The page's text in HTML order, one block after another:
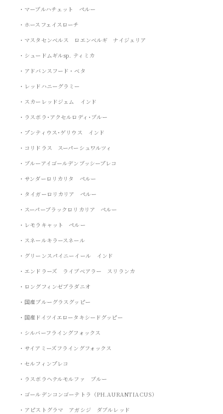
・マーブルハチェット ペルー
・ホースフェイスローチ
・マスタセンベルス ロエンベルギ ナイジェリア
・シュードムギルsp. ティミカ
・アドバンスフード・ベタ
・レッドハニーグラミー
・スカーレッドジェム インド
・ラスボラ･アクセルロディ･ブルー
・プンティウス･ゲリウス インド
・コリドラス スーパーシュワルツィ
・ブルーアイゴールデンブッシープレコ
・サンダーロリカリタ ペルー
・タイガーロリカリア ペルー
・スーパーブラックロリカリア ペルー
・レモラキャット ペルー
・スネールキラースネール
・グリーンスパイニーイール インド
・エンドラーズ ライブベアラー スリランカ
・ロングフィンゼブラダニオ
・国産ブルーグラスグッピー
・国産ドイツイエロータキシードグッピー
・シルバーフライングフォックス
・サイアミーズフライングフォックス
・セルフィンプレコ
・ラスボラヘテルモルファ ブルー
・ゴールデンコンゴーテトラ（PH.AURANTIACUS）
・アピストグラマ アガシジ ダブルレッド